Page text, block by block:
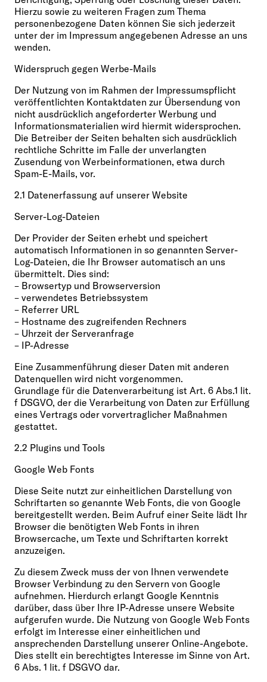
Hierzu sowie zu weiteren Fragen zum Thema
personenbezogene Daten können Sie sich jederzeit
unter der im Impressum angegebenen Adresse an uns
wenden.
Widerspruch gegen Werbe-Mails
Der Nutzung von im Rahmen der Impressumspflicht
veröffentlichten Kontaktdaten zur Übersendung von
nicht ausdrücklich angeforderter Werbung und
Informationsmaterialien wird hiermit widersprochen.
Die Betreiber der Seiten behalten sich ausdrücklich
rechtliche Schritte im Falle der unverlangten
Zusendung von Werbeinformationen, etwa durch
Spam-E-Mails, vor.
2.1 Datenerfassung auf unserer Website
Server-Log-Dateien
Der Provider der Seiten erhebt und speichert
automatisch Informationen in so genannten Server-
Log-Dateien, die Ihr Browser automatisch an uns
übermittelt. Dies sind:
– Browsertyp und Browserversion
– verwendetes Betriebssystem
– Referrer URL
– Hostname des zugreifenden Rechners
– Uhrzeit der Serveranfrage
– IP-Adresse
Eine Zusammenführung dieser Daten mit anderen
Datenquellen wird nicht vorgenommen.
Grundlage für die Datenverarbeitung ist Art. 6 Abs.1 lit.
f DSGVO, der die Verarbeitung von Daten zur Erfüllung
eines Vertrags oder vorvertraglicher Maßnahmen
gestattet.
2.2 Plugins und Tools
Google Web Fonts
Diese Seite nutzt zur einheitlichen Darstellung von
Schriftarten so genannte Web Fonts, die von Google
bereitgestellt werden. Beim Aufruf einer Seite lädt Ihr
Browser die benötigten Web Fonts in ihren
Browsercache, um Texte und Schriftarten korrekt
anzuzeigen.
Zu diesem Zweck muss der von Ihnen verwendete
Browser Verbindung zu den Servern von Google
aufnehmen. Hierdurch erlangt Google Kenntnis
darüber, dass über Ihre IP-Adresse unsere Website
aufgerufen wurde. Die Nutzung von Google Web Fonts
erfolgt im Interesse einer einheitlichen und
ansprechenden Darstellung unserer Online-Angebote.
Dies stellt ein berechtigtes Interesse im Sinne von Art.
6 Abs. 1 lit. f DSGVO dar.